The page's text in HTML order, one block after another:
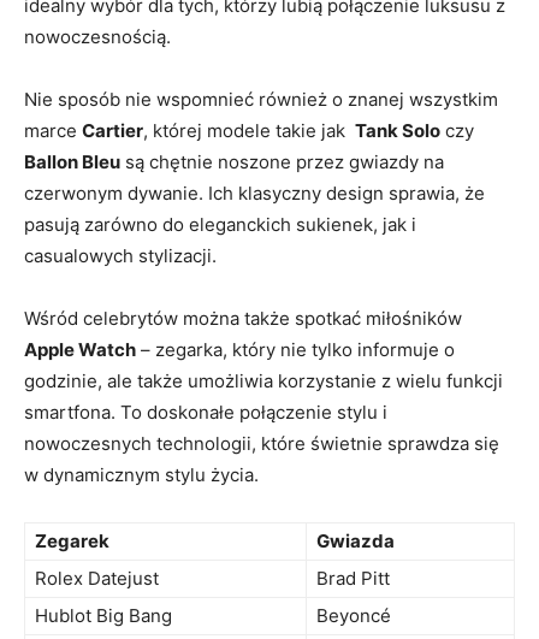
idealny wybór dla tych, którzy lubią połączenie luksusu z
nowoczesnością.
Nie ‌sposób nie⁢ wspomnieć również o znanej‌ wszystkim
marce⁤ Cartier, której modele‍ takie jak ‍ Tank Solo czy⁢
Ballon Bleu są ⁤chętnie⁣ noszone przez gwiazdy na‌
czerwonym dywanie. Ich klasyczny design​ sprawia, ⁣że
pasują zarówno do‍ eleganckich sukienek, ‍jak‍ i
casualowych⁣ stylizacji.
Wśród celebrytów⁢ można także spotkać miłośników
Apple Watch – zegarka, który nie tylko informuje ‍o
godzinie, ale ⁤także‌ umożliwia ‌korzystanie z wielu funkcji
smartfona. To doskonałe ⁢połączenie stylu i
nowoczesnych technologii, które świetnie sprawdza⁤ się
w ⁢dynamicznym stylu życia.
Zegarek
Gwiazda
Rolex Datejust
Brad ⁣Pitt
Hublot⁤ Big ⁤Bang
Beyoncé